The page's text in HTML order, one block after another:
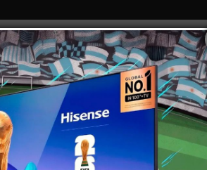
MUNDO PAÍS EVENTOS